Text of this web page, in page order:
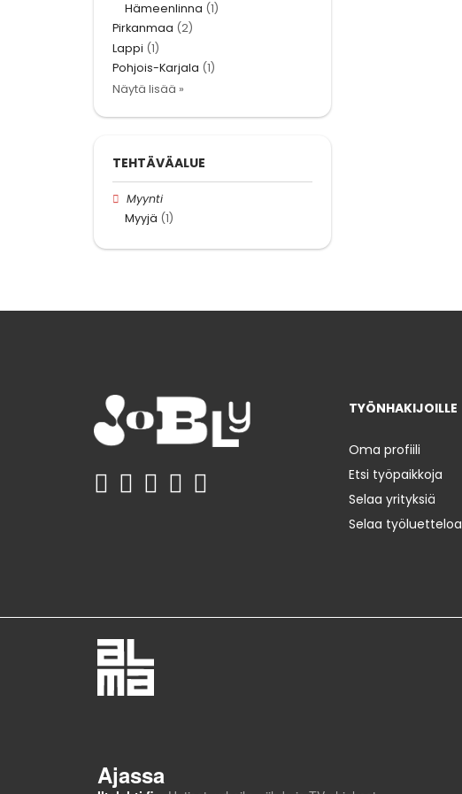
Hämeenlinna (1)
Pirkanmaa (2)
Lappi (1)
Pohjois-Karjala (1)
Näytä lisää »
TEHTÄVÄALUE
Myynti
Myyjä (1)
TYÖNHAKIJOILLE
Oma profiili
Etsi työpaikkoja
Selaa yrityksiä
Selaa työluetteloa